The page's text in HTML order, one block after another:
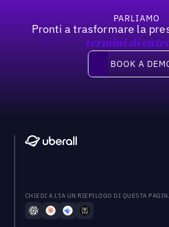
PARLIAMO
Pronti a trasformare la
termini di
Book a demo
BOOK A
CHIEDI A L'IA UN RIEPILOGO DI QUESTA